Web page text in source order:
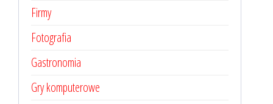
Firmy
Fotografia
Gastronomia
Gry komputerowe